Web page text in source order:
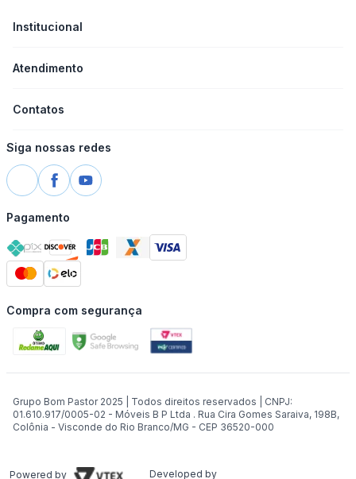
Institucional
Atendimento
Contatos
Siga nossas redes
Pagamento
Compra com segurança
Grupo Bom Pastor 2025 | Todos direitos reservados | CNPJ:
01.610.917/0005-02 - Móveis B P Ltda . Rua Cira Gomes Saraiva, 198B,
Colônia - Visconde do Rio Branco/MG - CEP 36520-000
Powered by Developed by